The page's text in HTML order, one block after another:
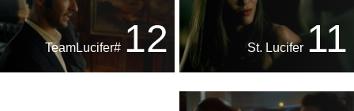
11
12
#TeamLucifer